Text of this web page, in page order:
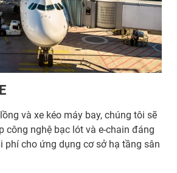
và xe kéo máy bay, chúng tôi sẽ
công nghệ bạc lót và e-chain đáng
phí cho ứng dụng cơ sở hạ tầng sân